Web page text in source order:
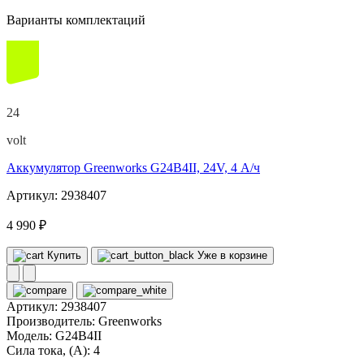
Варианты комплектаций
24
volt
Аккумулятор Greenworks G24B4II, 24V, 4 А/ч
Артикул: 2938407
4 990 ₽
Купить Уже в корзине
Артикул: 2938407
Производитель: Greenworks
Модель: G24B4II
Сила тока, (А): 4